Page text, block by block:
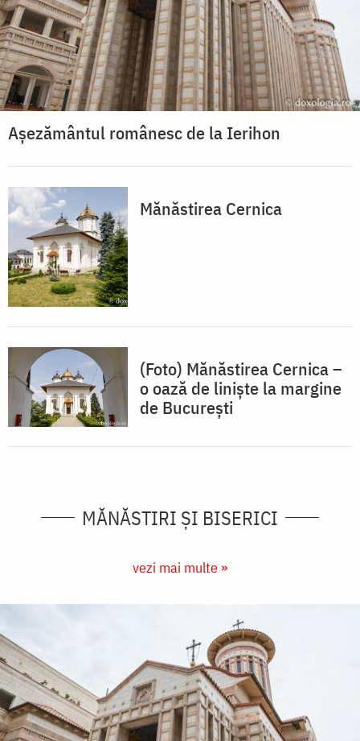
Așezământul românesc de la Ierihon
Mănăstirea Cernica
(Foto) Mănăstirea Cernica –
o oază de liniște la margine
de București
MĂNĂSTIRI ȘI BISERICI
vezi mai multe »